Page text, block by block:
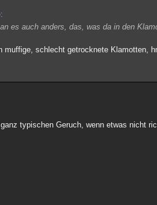
es auch anders, das, was da in den
muffige, schlecht getrocknete Klamotten,
typischen Geruch, wenn etwas nicht